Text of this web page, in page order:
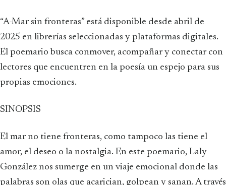
“A-Mar sin fronteras” está disponible desde abril de
2025 en librerías seleccionadas y plataformas digitales.
El poemario busca conmover, acompañar y conectar con
lectores que encuentren en la poesía un espejo para sus
propias emociones.
SINOPSIS
El mar no tiene fronteras, como tampoco las tiene el
amor, el deseo o la nostalgia. En este poemario, Laly
González nos sumerge en un viaje emocional donde las
palabras son olas que acarician, golpean y sanan. A través